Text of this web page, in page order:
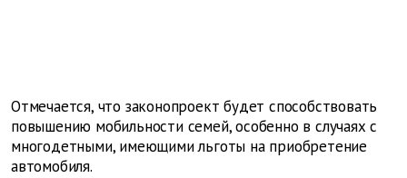
Отмечается, что законопроект будет способствовать
повышению мобильности семей, особенно в случаях с
многодетными, имеющими льготы на приобретение
автомобиля.